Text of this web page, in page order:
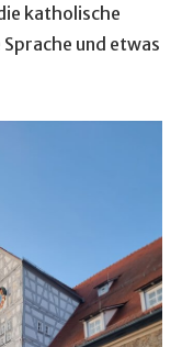
katholische
und etwas